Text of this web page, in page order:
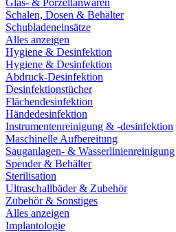
Glas- & Porzellanwaren
Schalen, Dosen & Behälter
Schubladeneinsätze
Alles anzeigen
Hygiene & Desinfektion
Hygiene & Desinfektion
Abdruck-Desinfektion
Desinfektionstücher
Flächendesinfektion
Händedesinfektion
Instrumentenreinigung & -desinfektion
Maschinelle Aufbereitung
Sauganlagen- & Wasserlinienreinigung
Spender & Behälter
Sterilisation
Ultraschallbäder & Zubehör
Zubehör & Sonstiges
Alles anzeigen
Implantologie